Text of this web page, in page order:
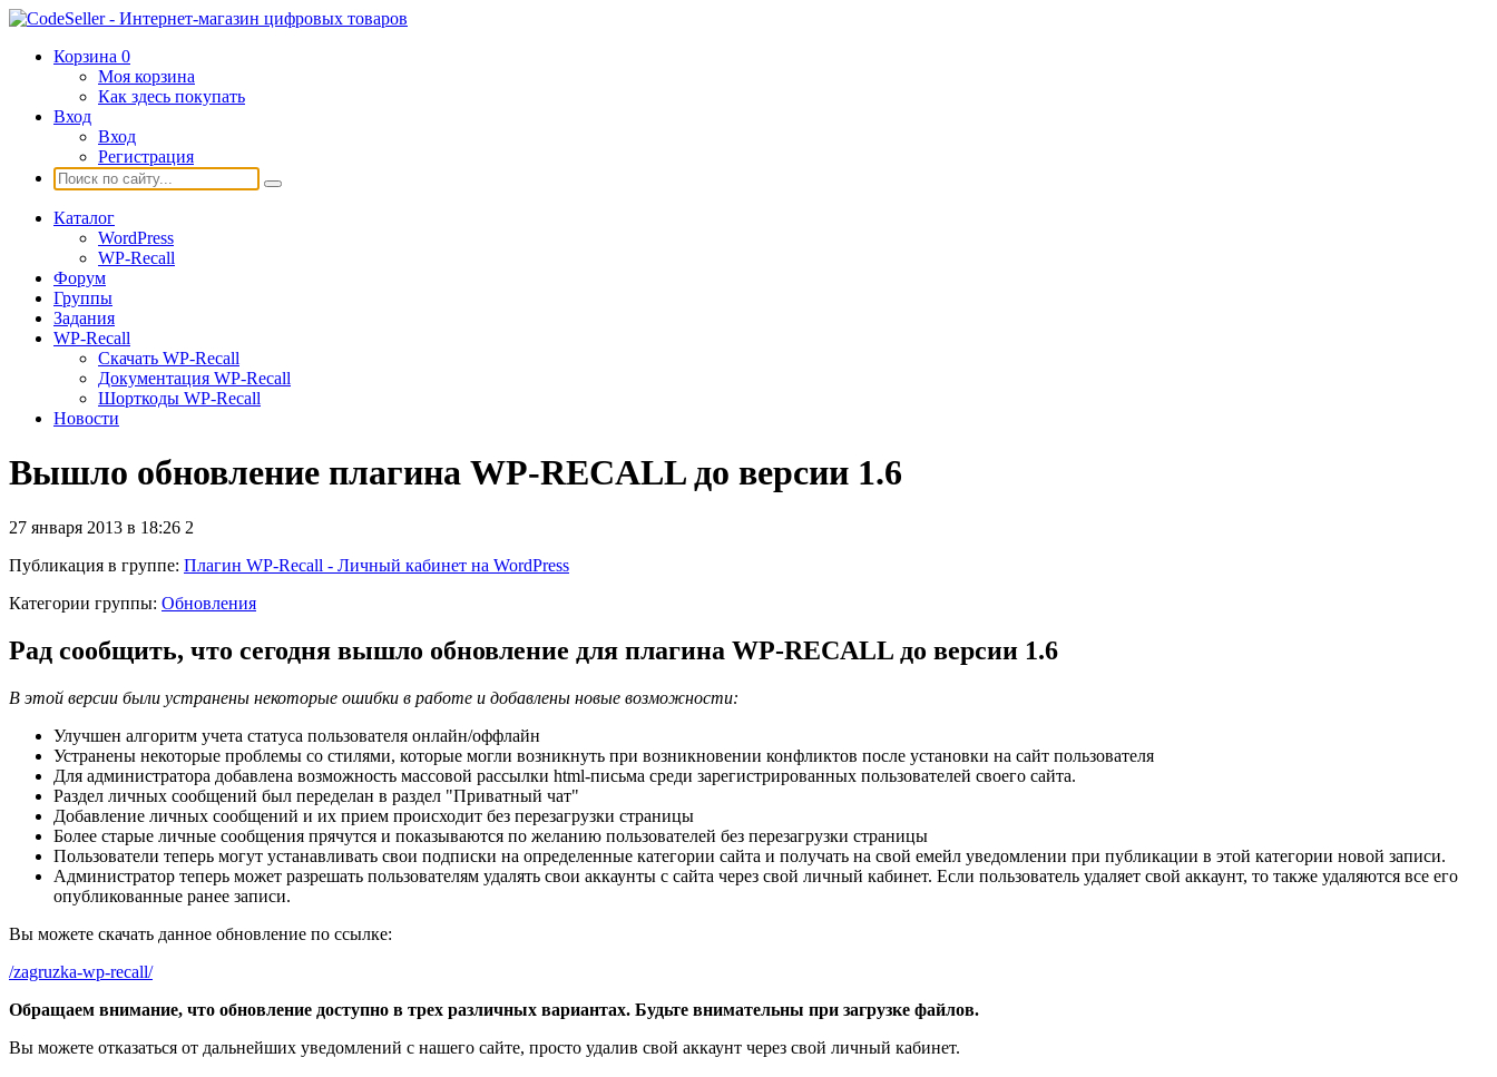
Корзина 0
Моя корзина
Как здесь покупать
Вход
Вход
Регистрация
Каталог
WordPress
WP-Recall
Форум
Группы
Задания
WP-Recall
Скачать WP-Recall
Документация WP-Recall
Шорткоды WP-Recall
Новости
Вышло обновление плагина WP-RECALL до версии 1.6
27 января 2013 в 18:26 2
Публикация в группе: Плагин WP-Recall - Личный кабинет на WordPress
Категории группы: Обновления
Рад сообщить, что сегодня вышло обновление для плагина WP-RECALL до версии 1.6
В этой версии были устранены некоторые ошибки в работе и добавлены новые возможности:
Улучшен алгоритм учета статуса пользователя онлайн/оффлайн
Устранены некоторые проблемы со стилями, которые могли возникнуть при возникновении конфликтов после установки на сайт пользователя
Для администратора добавлена возможность массовой рассылки html-письма среди зарегистрированных пользователей своего сайта.
Раздел личных сообщений был переделан в раздел "Приватный чат"
Добавление личных сообщений и их прием происходит без перезагрузки страницы
Более старые личные сообщения прячутся и показываются по желанию пользователей без перезагрузки страницы
Пользователи теперь могут устанавливать свои подписки на определенные категории сайта и получать на свой емейл уведомлении при публикации в этой категории новой записи.
Администратор теперь может разрешать пользователям удалять свои аккаунты с сайта через свой личный кабинет. Если пользователь удаляет свой аккаунт, то также удаляются все его
опубликованные ранее записи.
Вы можете скачать данное обновление по ссылке:
/zagruzka-wp-recall/
Обращаем внимание, что обновление доступно в трех различных вариантах. Будьте внимательны при загрузке файлов.
Вы можете отказаться от дальнейших уведомлений с нашего сайте, просто удалив свой аккаунт через свой личный кабинет.